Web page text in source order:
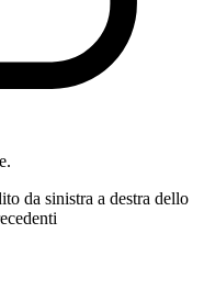
da sinistra a destra dello